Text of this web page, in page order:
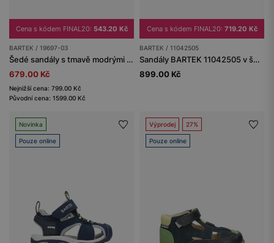
Cena s kódem FINAL20: 543.20 Kč
BARTEK / 19697-03
Šedé sandály s tmavě modrými vložkami BARTEK 19697-03
679.00 Kč
Nejnižší cena: 799.00 Kč
Původní cena: 1599.00 Kč
Cena s kódem FINAL20: 719.20 Kč
BARTEK / 11042505
Sandály BARTEK 11042505 v šedo-modré barvě se žlutými akcenty
899.00 Kč
Novinka
Pouze online
Výprodej 27%
Pouze online